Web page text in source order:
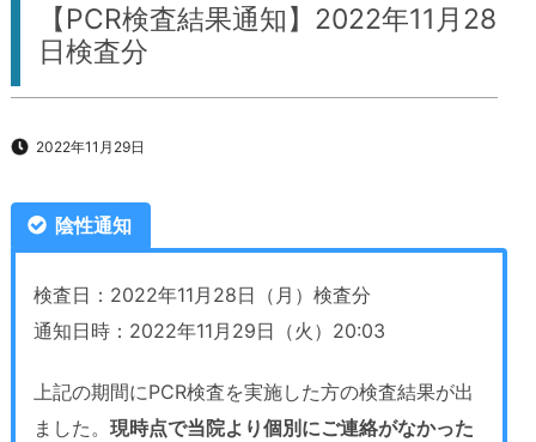
【PCR検査結果通知】2022年11月28
日検査分
2022年11月29日
陰性通知
検査日：2022年11月28日（月）検査分
通知日時：2022年11月29日（火）20:03
上記の期間にPCR検査を実施した方の検査結果が出
ました。 現時点で当院より個別にご連絡がなかった